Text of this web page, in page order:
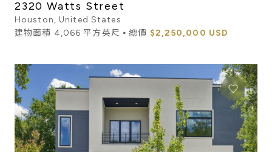
2320 Watts Street
Houston, United States
建物面積 4,066 平方英尺 ⦁ 總價 $2,250,000 USD